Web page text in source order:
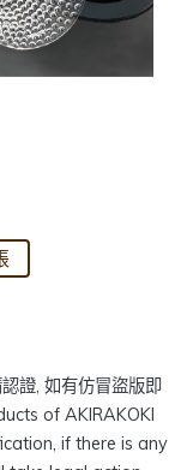
證, 如有仿冒盜版即
of AKIRAKOKI
if there is any